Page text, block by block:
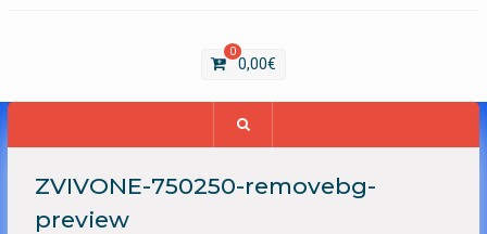
0
0,00€
ZVIVONE-750250-removebg-
preview